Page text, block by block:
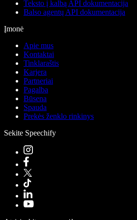
Teksto į kalbą API dokumentacija
Balso agentų API dokumentacija
Įmonė
Apie mus
Kontaktai
Tinklaraštis
Karjera
Partneriai
Pagalba
Būsena
Spauda
Prekės ženklo rinkinys
Sekite Speechify